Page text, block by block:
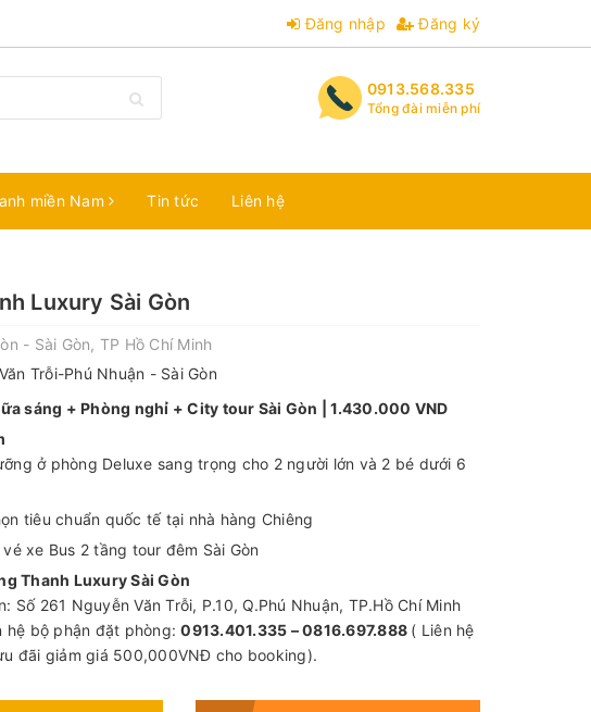
Đăng nhập Đăng ký
0913.568.335
Tổng đài miễn phí
miền Nam Tin tức Liên hệ
Luxury Sài Gòn
- Sài Gòn, TP Hồ Chí Minh
Trỗi-Phú Nhuận - Sài Gòn
sáng + Phòng nghỉ + City tour Sài Gòn | 1.430.000 VND
ở phòng Deluxe sang trọng cho 2 người lớn và 2 bé dưới 6
tiêu chuẩn quốc tế tại nhà hàng Chiêng
xe Bus 2 tầng tour đêm Sài Gòn
Thanh Luxury Sài Gòn
Số 261 Nguyễn Văn Trỗi, P.10, Q.Phú Nhuận, TP.Hồ Chí Minh
hệ bộ phận đặt phòng:0913.401.335 – 0816.697.888 ( Liên hệ
đãi giảm giá 500,000VNĐ cho booking).